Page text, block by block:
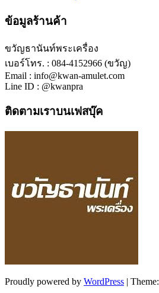
ข้อมูลร้านค้า
ขวัญธานันท์พระเครื่อง
เบอร์โทร. : 084-4152966 (ขวัญ)
Email : info@kwan-amulet.com
Line ID : @kwanpra
ติดตามเราบนเฟสบุ๊ค
Proudly powered by WordPress | Theme: